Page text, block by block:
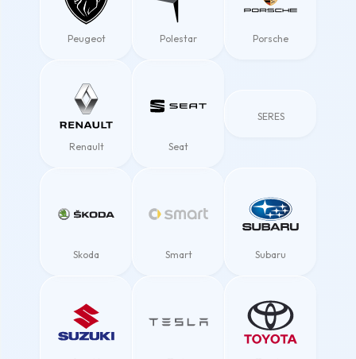
Peugeot Polestar Porsche
Renault Seat
SERES
Skoda Smart Subaru